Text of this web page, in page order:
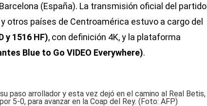
(España). La transmisión oficial del partido
otros países de Centroamérica estuvo a cargo del
y 1516 HF), con definición 4K, y la plataforma
Blue to Go VIDEO Everywhere).